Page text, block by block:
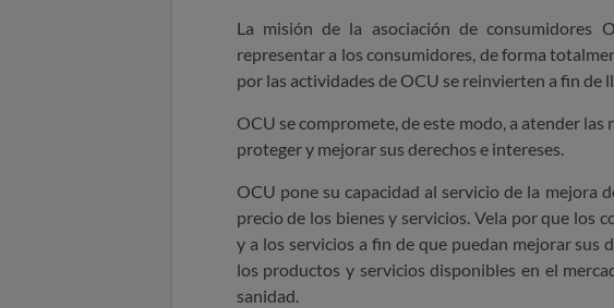
La misión de la asociación de consumidores
representar a los consumidores, de forma
por las actividades de OCU se reinvierten a fin de
OCU se compromete, de este modo, a atender las
proteger y mejorar sus derechos e intereses.
OCU pone su capacidad al servicio de la mejora
precio de los bienes y servicios. Vela por que los
y a los servicios a fin de que puedan mejorar sus
los productos y servicios disponibles en el
sanidad.